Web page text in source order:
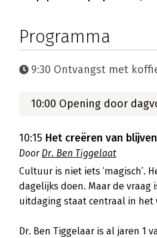
Programma
9:30 Ontvangst met
10:00 Opening door
10:15 Het creëren van
DoorDr. Ben Tiggelaat
Cultuur is niet iets ‘magisch’.
dagelijks doen. Maar de vraag
uitdaging staat centraal in het
Dr. Ben Tiggelaar is al jaren 1